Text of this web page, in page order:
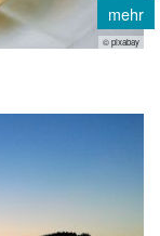
mehr
© pixabay